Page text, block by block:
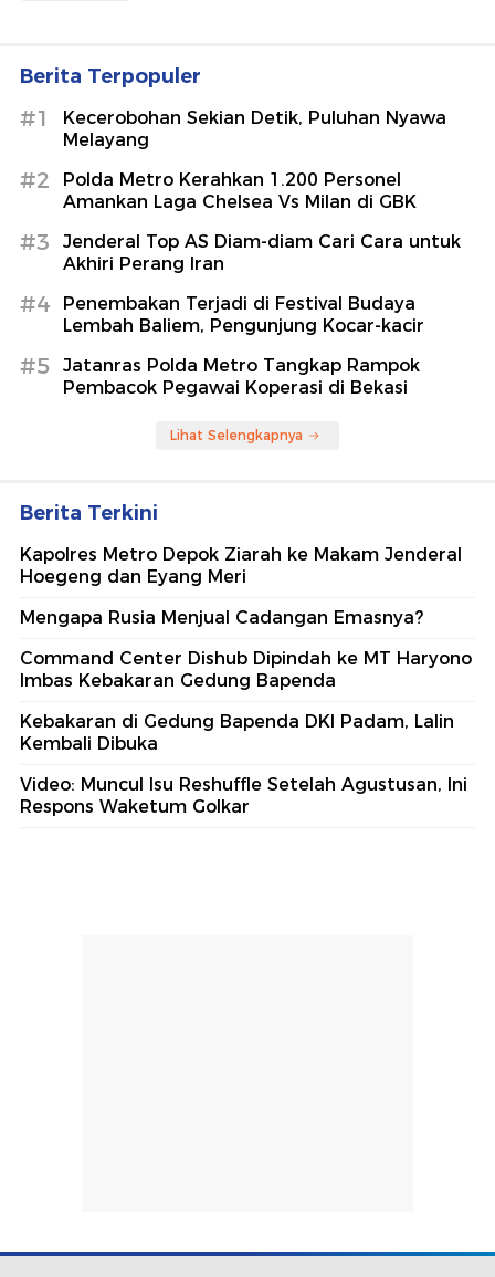
Berita Terpopuler
#1
Kecerobohan Sekian Detik, Puluhan Nyawa
Melayang
#2
Polda Metro Kerahkan 1.200 Personel
Amankan Laga Chelsea Vs Milan di GBK
#3
Jenderal Top AS Diam-diam Cari Cara untuk
Akhiri Perang Iran
#4
Penembakan Terjadi di Festival Budaya
Lembah Baliem, Pengunjung Kocar-kacir
#5
Jatanras Polda Metro Tangkap Rampok
Pembacok Pegawai Koperasi di Bekasi
Lihat Selengkapnya
Berita Terkini
Kapolres Metro Depok Ziarah ke Makam Jenderal
Hoegeng dan Eyang Meri
Mengapa Rusia Menjual Cadangan Emasnya?
Command Center Dishub Dipindah ke MT Haryono
Imbas Kebakaran Gedung Bapenda
Kebakaran di Gedung Bapenda DKI Padam, Lalin
Kembali Dibuka
Video: Muncul Isu Reshuffle Setelah Agustusan, Ini
Respons Waketum Golkar